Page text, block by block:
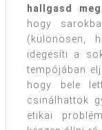
hallgasd meg
hogy
(különösen,
idegesíti a
tempójában
hogy bele
csinálhattok
etikai